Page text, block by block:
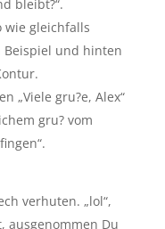
bleibt?“.
wie gleichfalls
und hinten
„Viele gru?e, Alex“
gru? vom
verhuten. „lol“,
ausgenommen Du